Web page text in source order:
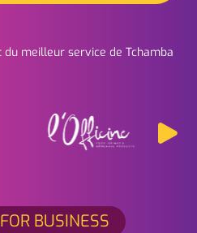
meilleur service de Tchamba
BUSINESS